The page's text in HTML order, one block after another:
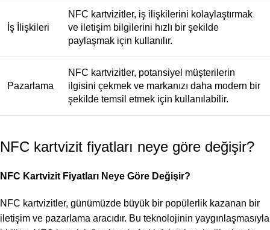
İş İlişkileri
NFC kartvizitler, iş ilişkilerini kolaylaştırmak
ve iletişim bilgilerini hızlı bir şekilde
paylaşmak için kullanılır.
Pazarlama
NFC kartvizitler, potansiyel müşterilerin
ilgisini çekmek ve markanızı daha modern bir
şekilde temsil etmek için kullanılabilir.
NFC kartvizit fiyatları neye göre değişir?
NFC Kartvizit Fiyatları Neye Göre Değişir?
NFC kartvizitler, günümüzde büyük bir popülerlik kazanan bir
iletişim ve pazarlama aracıdır. Bu teknolojinin yaygınlaşmasıyla